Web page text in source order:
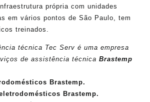
própria com unidades
em vários pontos de São Paulo, tem
treinados.
técnica Tec Serv é uma empresa
de assistência técnica Brastemp
Brastemp.
Brastemp.